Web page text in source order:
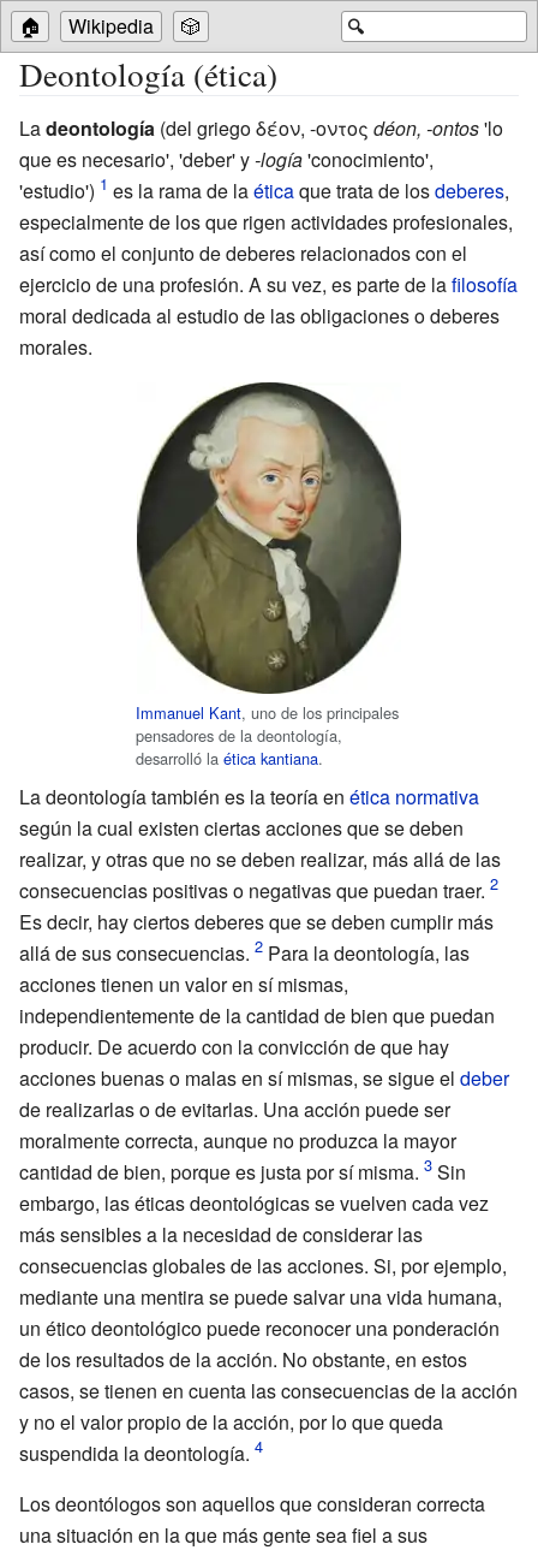
🔍
🏠 Wikipedia 🎲
Deontología (ética)
Ladeontología (del griego δέον, -οντος déon, -ontos'lo
que es necesario', 'deber' y-logía'conocimiento',
'estudio')
es la rama de laéticaque trata de losdeberes,
especialmente de los que rigen actividades profesionales,
así como el conjunto de deberes relacionados con el
ejercicio de una profesión. A su vez, es parte de lafilosofía
moral dedicada al estudio de las obligaciones o deberes
morales.
Immanuel Kant, uno de los principales
pensadores de la deontología,
desarrolló la ética kantiana.
La deontología también es la teoría en ética normativa
según la cual existen ciertas acciones que se deben
realizar, y otras que no se deben realizar, más allá de las
consecuencias positivas o negativas que puedan traer.
Es decir, hay ciertos deberes que se deben cumplir más
allá de sus consecuencias.
Para la deontología, las
acciones tienen un valor en sí mismas,
independientemente de la cantidad de bien que puedan
producir. De acuerdo con la convicción de que hay
acciones buenas o malas en sí mismas, se sigue el deber
de realizarlas o de evitarlas. Una acción puede ser
moralmente correcta, aunque no produzca la mayor
cantidad de bien, porque es justa por sí misma.
Sin
embargo, las éticas deontológicas se vuelven cada vez
más sensibles a la necesidad de considerar las
consecuencias globales de las acciones. Si, por ejemplo,
mediante una mentira se puede salvar una vida humana,
un ético deontológico puede reconocer una ponderación
de los resultados de la acción. No obstante, en estos
casos, se tienen en cuenta las consecuencias de la acción
y no el valor propio de la acción, por lo que queda
suspendida la deontología.
Los deontólogos son aquellos que consideran correcta
una situación en la que más gente sea fiel a sus